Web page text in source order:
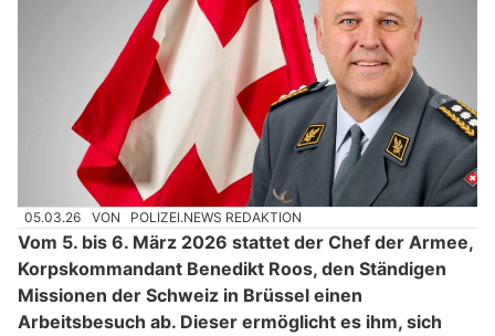
05.03.26 VON POLIZEI.NEWS REDAKTION
Vom 5. bis 6. März 2026 stattet der Chef der Armee,
Korpskommandant Benedikt Roos, den Ständigen
Missionen der Schweiz in Brüssel einen
Arbeitsbesuch ab. Dieser ermöglicht es ihm, sich